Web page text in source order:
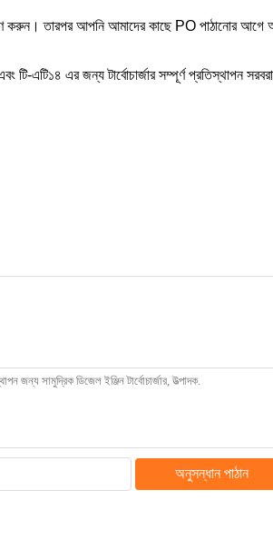
করুন। তারপর আপনি আমাদের কাছে PO পাঠানোর
এর জন্য টার্বোচার্জার সম্পূর্ণ প্রতিস্থাপন
অনুসন্ধান পাঠান